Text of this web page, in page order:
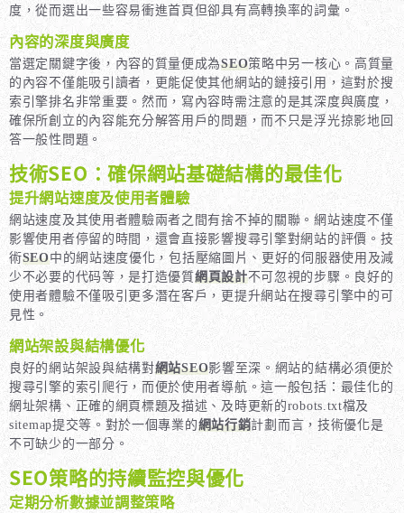
度，從而選出一些容易衝進首頁但卻具有高轉換率的詞彙。
內容的深度與廣度
當選定關鍵字後，內容的質量便成為SEO策略中另一核心。高質量
的內容不僅能吸引讀者，更能促使其他網站的鏈接引用，這對於搜
索引擎排名非常重要。然而，寫內容時需注意的是其深度與廣度，
確保所創立的內容能充分解答用戶的問題，而不只是浮光掠影地回
答一般性問題。
技術SEO：確保網站基礎結構的最佳化
提升網站速度及使用者體驗
網站速度及其使用者體驗兩者之間有捨不掉的關聯。網站速度不僅
影響使用者停留的時間，還會直接影響搜尋引擎對網站的評價。技
術SEO中的網站速度優化，包括壓縮圖片、更好的伺服器使用及減
少不必要的代码等，是打造優質網頁設計不可忽視的步驟。良好的
使用者體驗不僅吸引更多潛在客戶，更提升網站在搜尋引擎中的可
見性。
網站架設與結構優化
良好的網站架設與結構對網站SEO影響至深。網站的結構必須便於
搜尋引擎的索引爬行，而便於使用者導航。這一般包括：最佳化的
網址架構、正確的網頁標題及描述、及時更新的robots.txt檔及
sitemap提交等。對於一個專業的網站行銷計劃而言，技術優化是
不可缺少的一部分。
SEO策略的持續監控與優化
定期分析數據並調整策略